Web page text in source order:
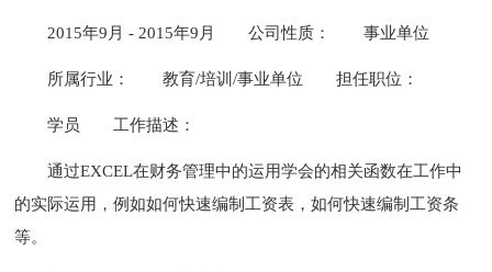
2015年9月 - 2015年9月 公司性质： 事业单位
所属行业： 教育/培训/事业单位 担任职位：
学员 工作描述：
通过EXCEL在财务管理中的运用学会的相关函数在工作中
的实际运用，例如如何快速编制工资表，如何快速编制工资条
等。